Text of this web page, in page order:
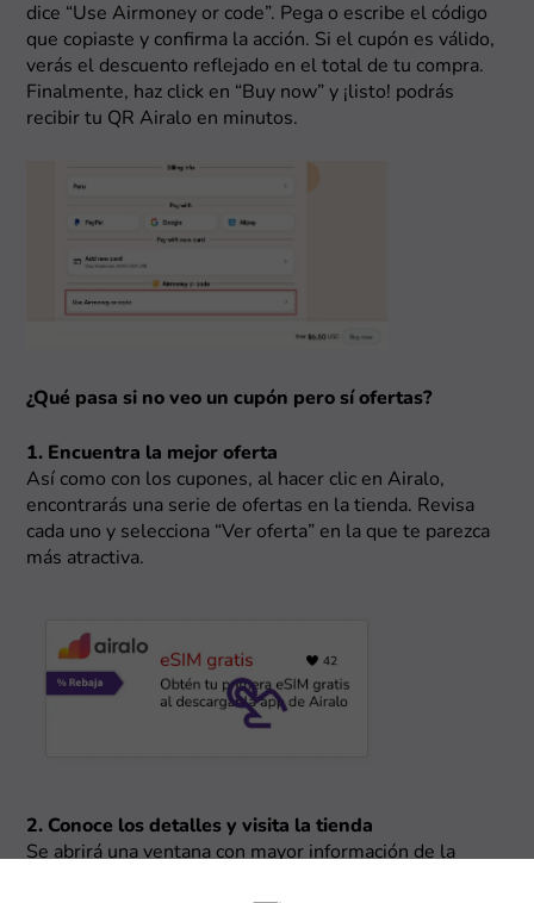
dice “Use Airmoney or code”. Pega o escribe el código
que copiaste y confirma la acción. Si el cupón es válido,
verás el descuento reflejado en el total de tu compra.
Finalmente, haz click en “Buy now” y ¡listo! podrás
recibir tu QR Airalo en minutos.
¿Qué pasa si no veo un cupón pero sí ofertas?
1. Encuentra la mejor oferta
Así como con los cupones, al hacer clic en Airalo,
encontrarás una serie de ofertas en la tienda. Revisa
cada uno y selecciona “Ver oferta” en la que te parezca
más atractiva.
2. Conoce los detalles y visita la tienda
Se abrirá una ventana con mayor información de la